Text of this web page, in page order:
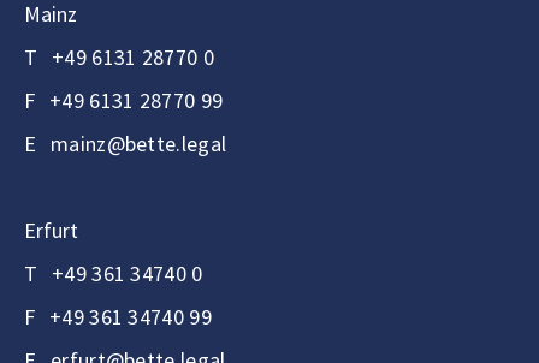
Mainz
T +49 6131 28770 0
F +49 6131 28770 99
E mainz@bette.legal
Erfurt
T +49 361 34740 0
F +49 361 34740 99